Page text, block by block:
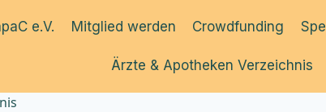
e.V. Mitglied werden Crowdfunding
Ärzte & Apotheken Verzeichnis